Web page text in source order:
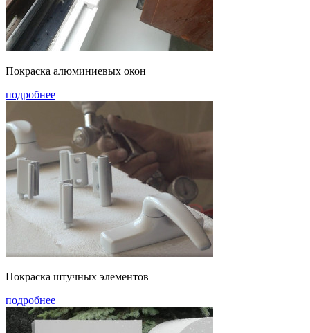
Покраска алюминиевых окон
подробнее
Покраска штучных элементов
подробнее